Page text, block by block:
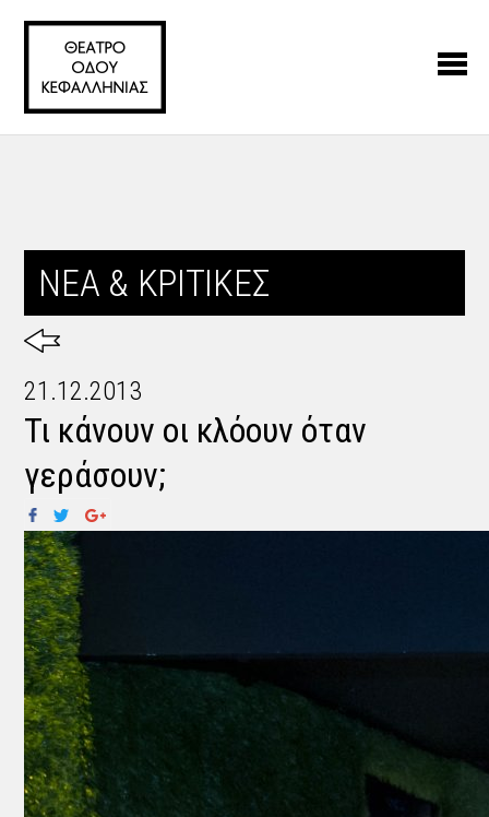
ΝΕΑ & ΚΡΙΤΙΚΕΣ
21.12.2013
Τι κάνουν οι κλόουν όταν
γεράσουν;